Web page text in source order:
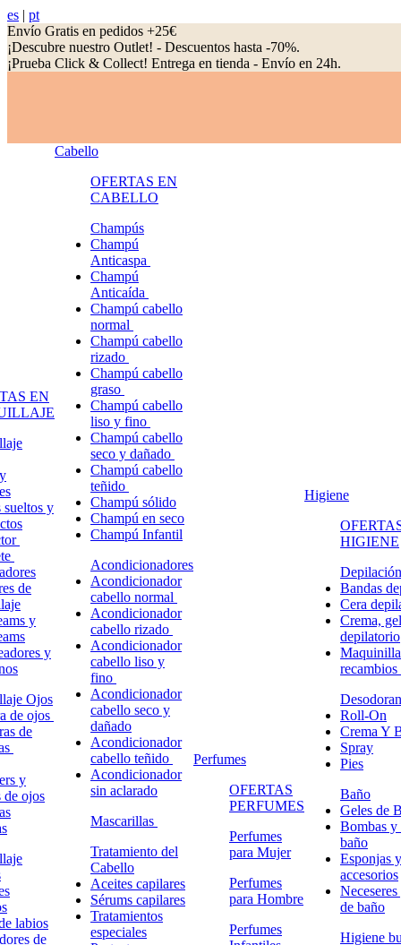
es | pt
Envío Gratis en pedidos +25€
¡Descubre nuestro Outlet! - Descuentos hasta -70%.
¡Prueba Click & Collect! Entrega en tienda - Envío en 24h.
EN
sueltos y
de
y
y
Ojos
de ojos
de
y
de ojos
labios
de
Cabello
OFERTAS EN
CABELLO
Champús
Champú
Anticaspa
Champú
Anticaída
Champú cabello
normal
Champú cabello
rizado
Champú cabello
graso
Champú cabello
liso y fino
Champú cabello
seco y dañado
Champú cabello
teñido
Champú sólido
Champú en seco
Champú Infantil
Acondicionadores
Acondicionador
cabello normal
Acondicionador
cabello rizado
Acondicionador
cabello liso y
fino
Acondicionador
cabello seco y
dañado
Acondicionador
cabello teñido
Acondicionador
sin aclarado
Mascarillas
Tratamiento del
Cabello
Aceites capilares
Sérums capilares
Tratamientos
especiales
Perfumes
OFERTAS
PERFUMES
Perfumes
para Mujer
Perfumes
para Hombre
Perfumes
Higiene
HIGIENE
Depilación
Bandas
Cera
Crema,
depilatorio
recambios
Roll-On
Crema Y
Spray
Pies
Baño
Geles de
Bombas y
baño
Esponjas y
accesorios
de baño
Higiene